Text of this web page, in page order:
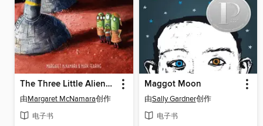
The Three Little Aliens and the Big Bad Robot
由Margaret McNamara创作
电子书
Maggot Moon
由Sally Gardner创作
电子书